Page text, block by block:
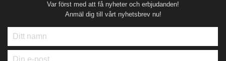
Var först med att få nyheter och erbjudanden!
Anmäl dig till vårt nyhetsbrev nu!